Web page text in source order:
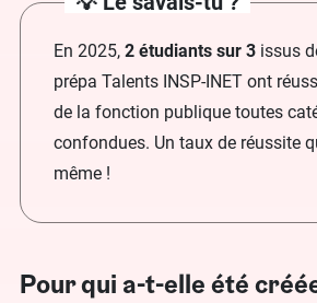
En 2025, 2 étudiants sur 3 issus
prépa Talents INSP-INET ont
de la fonction publique toutes
confondues. Un taux de réussite
même !
Pour qui a-t-elle été